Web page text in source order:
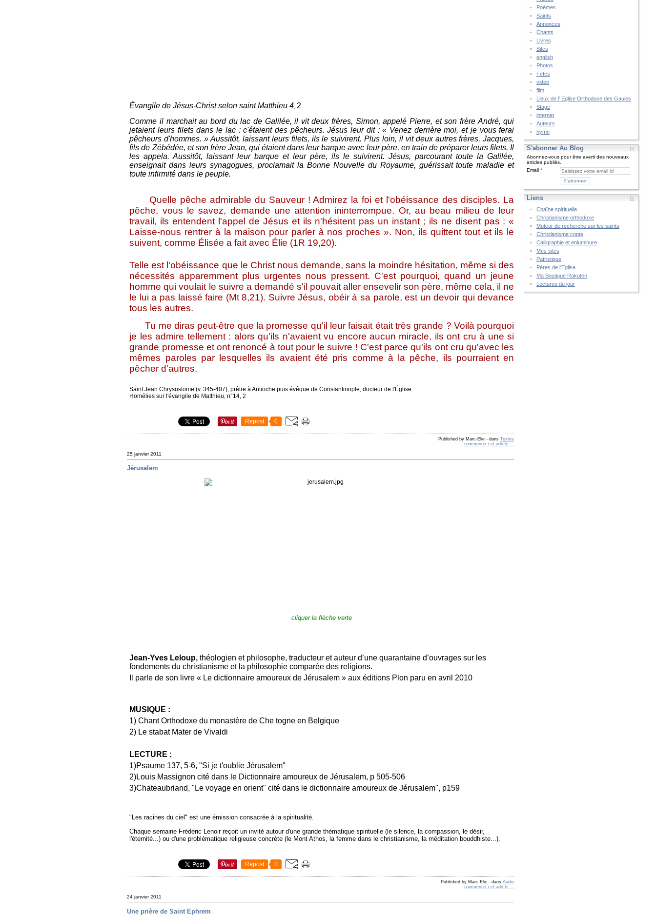
Évangile de Jésus-Christ selon saint Matthieu 4 2
Comme il marchait au bord du lac de Galilée, il vit deux frères, Simon, appelé Pierre, et son frère André, qui
jetaient leurs filets dans le lac : c'étaient des pêcheurs. Jésus leur dit : « Venez derrière moi, et je vous ferai
pêcheurs d'hommes. » Aussitôt, laissant leurs filets, ils le suivirent. Plus loin, il vit deux autres frères, Jacques,
fils de Zébédée, et son frère Jean, qui étaient dans leur barque avec leur père, en train de préparer leurs filets. Il
les appela. Aussitôt, laissant leur barque et leur père, ils le suivirent. Jésus, parcourant toute la Galilée,
enseignait dans leurs synagogues, proclamait la Bonne Nouvelle du Royaume, guérissait toute maladie et
toute infirmité dans le peuple.
Quelle pêche admirable du Sauveur ! Admirez la foi et l'obéissance des disciples. La
pêche, vous le savez, demande une attention ininterrompue. Or, au beau milieu de leur
travail, ils entendent l'appel de Jésus et ils n'hésitent pas un instant ; ils ne disent pas : «
Laisse-nous rentrer à la maison pour parler à nos proches ». Non, ils quittent tout et ils le
suivent, comme Élisée a fait avec Élie (1R 19,20).
Telle est l'obéissance que le Christ nous demande, sans la moindre hésitation, même si des
nécessités apparemment plus urgentes nous pressent. C'est pourquoi, quand un jeune
homme qui voulait le suivre a demandé s'il pouvait aller ensevelir son père, même cela, il ne
le lui a pas laissé faire (Mt 8,21). Suivre Jésus, obéir à sa parole, est un devoir qui devance
tous les autres.
Tu me diras peut-être que la promesse qu'il leur faisait était très grande ? Voilà pourquoi
je les admire tellement : alors qu'ils n'avaient vu encore aucun miracle, ils ont cru à une si
grande promesse et ont renoncé à tout pour le suivre ! C'est parce qu'ils ont cru qu'avec les
mêmes paroles par lesquelles ils avaient été pris comme à la pêche, ils pourraient en
pêcher d'autres.
Saint Jean Chrysostome (v. 345-407), prêtre à Antioche puis évêque de Constantinople, docteur de l'Église
Homélies sur l'évangile de Matthieu, n°14, 2
Repost 0
Published by Marc-Elie - dansTextes
commenter cet article
25 janvier 2011
Jérusalem
cliquer la flèche verte
Jean-Yves Leloup, théologien et philosophe, traducteur et auteur d’une quarantaine d’ouvrages sur les
fondements du christianisme et la philosophie comparée des religions.
Il parle de son livre « Le dictionnaire amoureux de Jérusalem » aux éditions Plon paru en avril 2010
MUSIQUE :
1) Chant Orthodoxe du monastère de Che togne en Belgique
2) Le stabat Mater de Vivaldi
LECTURE :
1)Psaume 137, 5-6, "Si je t'oublie Jérusalem"
2)Louis Massignon cité dans le Dictionnaire amoureux de Jérusalem, p 505-506
3)Chateaubriand, "Le voyage en orient" cité dans le dictionnaire amoureux de Jérusalem", p159
"Les racines du ciel" est une émission consacrée à la spiritualité.
Chaque semaine Frédéric Lenoir reçoit un invité autour d'une grande thématique spirituelle (le silence, la compassion, le désir,
l'éternité...) ou d'une problématique religieuse concrète (le Mont Athos, la femme dans le christianisme, la méditation bouddhiste...).
Repost 0
Published by Marc-Elie - dansAudio
commenter cet article …
24 janvier 2011
Une prière de Saint Ephrem
Poèmes
Saints
Annonces
Chants
Livres
Sites
english
Photos
Fetes
video
film
Lieux de l' Eglise Orthodoxe des Gaules
Stage
internet
Auteurs
hymn
S'abonner Au Blog
Abonnez-vous pour être averti des nouveaux
articles publiés.
Email
Liens
Chaîne spirituelle
Christianisme orthodoxe
Moteur de recherche sur les saints
Christianisme copte
Calligraphie et enluminure
Mes sites
Patristique
Pères de l'Eglise
Ma Boutique Rakuten
Lectures du jour